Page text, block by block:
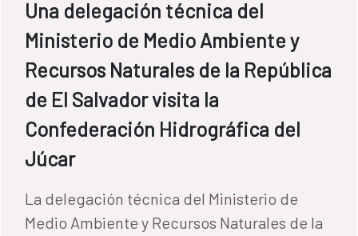
Una delegación técnica del
Ministerio de Medio Ambiente y
Recursos Naturales de la República
de El Salvador visita la
Confederación Hidrográfica del
Júcar
La delegación técnica del Ministerio de
Medio Ambiente y Recursos Naturales de la